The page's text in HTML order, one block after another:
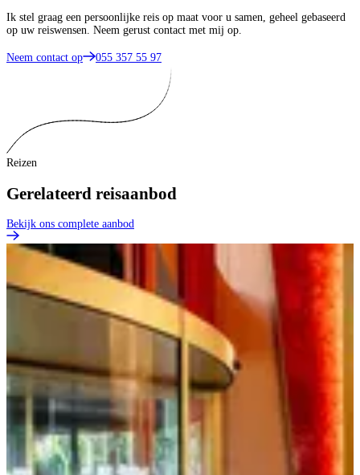
Ik stel graag een persoonlijke reis op maat voor u samen, geheel gebaseerd
op uw reiswensen. Neem gerust contact met mij op.
Neem contact op 055 357 55 97
Reizen
Gerelateerd reisaanbod
Bekijk ons complete aanbod